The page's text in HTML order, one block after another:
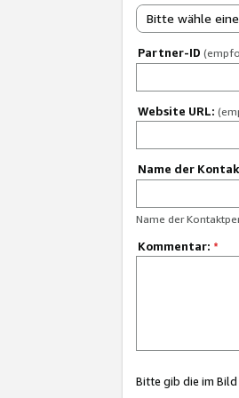
Bitte wähle
Partner-ID
Website URL:
Name der
Name der
Kommentar: *
Bitte gib die im